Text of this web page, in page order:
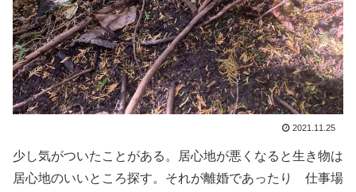
2021.11.25
少し気がついたことがある。居心地が悪くなると生き物は
居心地のいいところ探す。それが離婚であったり 仕事場